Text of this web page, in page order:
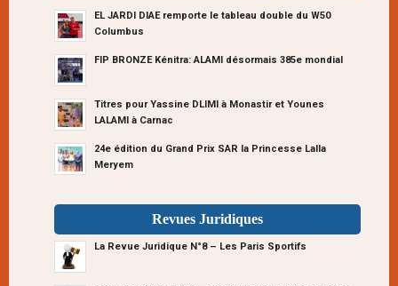
EL JARDI DIAE remporte le tableau double du W50
Columbus
FIP BRONZE Kénitra: ALAMI désormais 385e mondial
Titres pour Yassine DLIMI à Monastir et Younes
LALAMI à Carnac
24e édition du Grand Prix SAR la Princesse Lalla
Meryem
Revues Juridiques
La Revue Juridique N°8 – Les Paris Sportifs